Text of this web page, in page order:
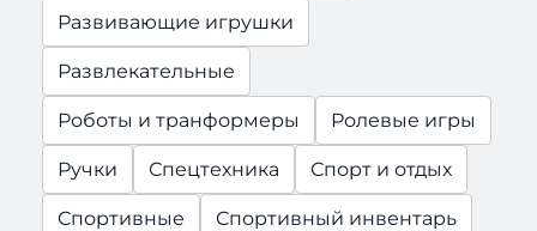
Развивающие игрушки
Развлекательные
Роботы и транформеры Ролевые игры
Ручки Спецтехника Спорт и отдых
Спортивные Спортивный инвентарь